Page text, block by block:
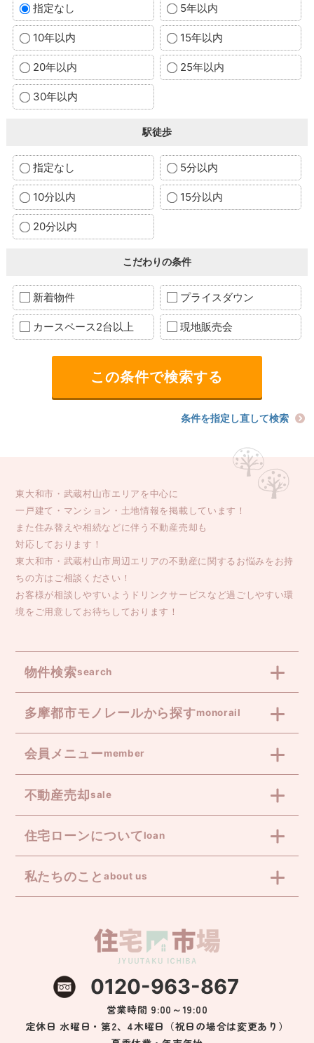
指定なし 5年以内
10年以内 15年以内
20年以内 25年以内
30年以内
駅徒歩
指定なし 5分以内
10分以内 15分以内
20分以内
こだわりの条件
新着物件 プライスダウン
カースペース2台以上 現地販売会
条件を指定し直して検索
東大和市・武蔵村山市エリアを中心に
一戸建て・マンション・土地情報を掲載しています！
また住み替えや相続などに伴う不動産売却も
対応しております！
東大和市・武蔵村山市周辺エリアの不動産に関するお悩みをお持
ちの方はご相談ください！
お客様が相談しやすいようドリンクサービスなど過ごしやすい環
境をご用意してお待ちしております！
物件検索search
多摩都市モノレールから探すmonorail
会員メニューmember
不動産売却sale
住宅ローンについてloan
私たちのこと about us
0120-963-867
営業時間 9:00～19:00
定休日 水曜日・第2、4木曜日（祝日の場合は変更あり）